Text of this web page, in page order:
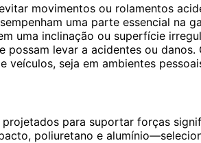
movimentos ou rolamentos
uma parte essencial na
uma inclinação ou superfície
levar a acidentes ou danos.
seja em ambientes
para suportar forças
poliuretano e